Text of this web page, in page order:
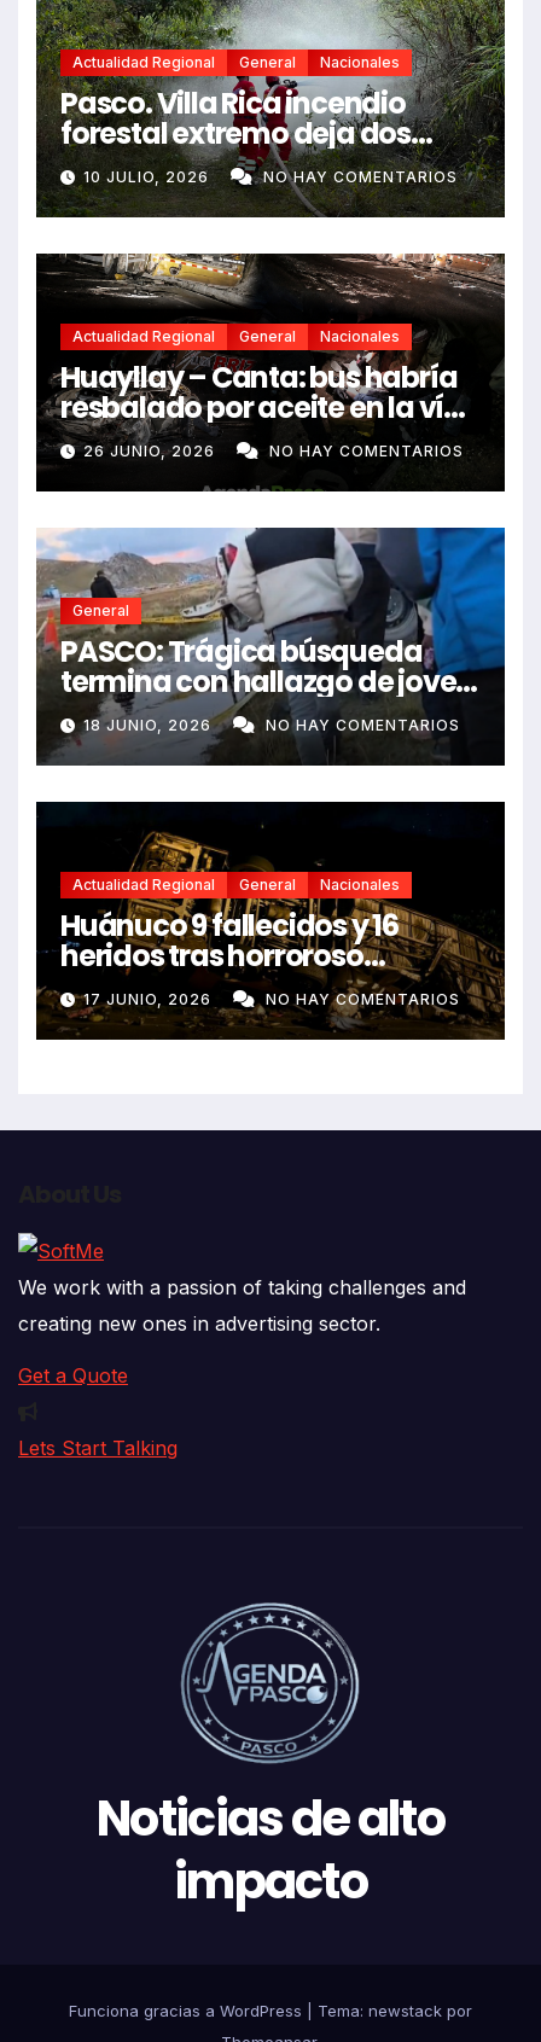
Actualidad Regional General Nacionales
Pasco. Villa Rica incendio
forestal extremo deja dos
fallecidos y heridos
10 JULIO, 2026 NO HAY COMENTARIOS
Actualidad Regional General Nacionales
Huayllay – Canta: bus habría
resbalado por aceite en la vía
e impactó auto siniestrado
dejando dos fallecidos
26 JUNIO, 2026 NO HAY COMENTARIOS
General
PASCO: Trágica búsqueda
termina con hallazgo de joven
sin vida en Rancas
18 JUNIO, 2026 NO HAY COMENTARIOS
Actualidad Regional General Nacionales
Huánuco 9 fallecidos y 16
heridos tras horroroso
despiste de bus Real Chancas
que impactó contra vivienda
17 JUNIO, 2026 NO HAY COMENTARIOS
We work with a passion of taking challenges and
creating new ones in advertising sector.
Get a Quote
Lets Start Talking
Noticias de alto
impacto
Funciona gracias a WordPress
Tema: newstack por